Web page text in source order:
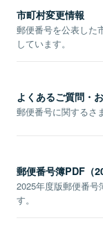
市町村変更情報
郵便番号を公表した
しています。
よくあるご質問・
郵便番号に関するさ
郵便番号簿PDF（
2025年度版郵便番号
す。